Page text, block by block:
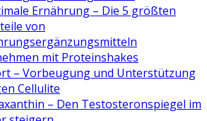
Ernährung – Die 5 größten
von
mit Proteinshakes
– Vorbeugung und Unterstützung
Cellulite
– Den Testosteronspiegel im